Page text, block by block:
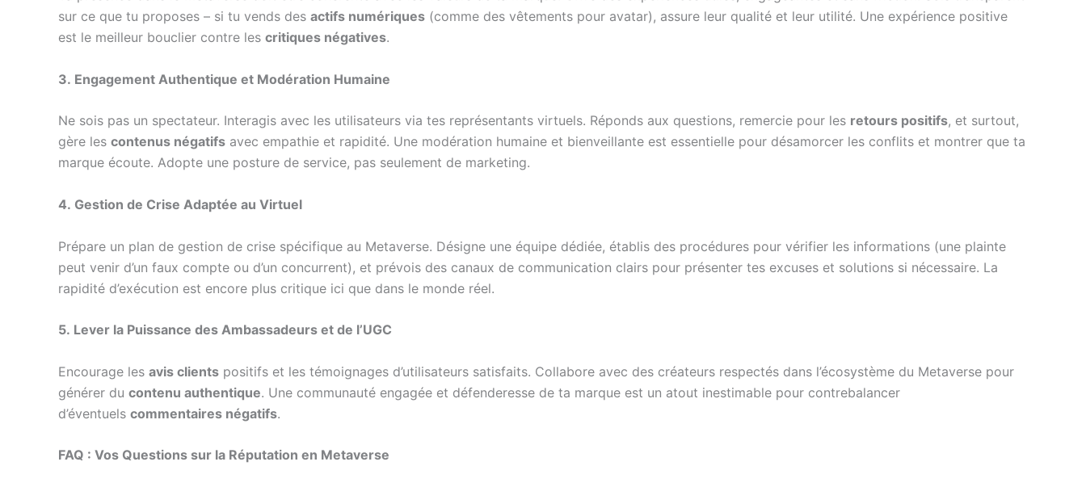
sur ce que tu proposes – si tu vends des actifs numériques (comme des vêtements pour avatar), assure leur qualité et leur utilité. Une expérience positive
est le meilleur bouclier contre les critiques négatives.
3. Engagement Authentique et Modération Humaine
Ne sois pas un spectateur. Interagis avec les utilisateurs via tes représentants virtuels. Réponds aux questions, remercie pour les retours positifs, et surtout,
gère les contenus négatifs avec empathie et rapidité. Une modération humaine et bienveillante est essentielle pour désamorcer les conflits et montrer que ta
marque écoute. Adopte une posture de service, pas seulement de marketing.
4. Gestion de Crise Adaptée au Virtuel
Prépare un plan de gestion de crise spécifique au Metaverse. Désigne une équipe dédiée, établis des procédures pour vérifier les informations (une plainte
peut venir d’un faux compte ou d’un concurrent), et prévois des canaux de communication clairs pour présenter tes excuses et solutions si nécessaire. La
rapidité d’exécution est encore plus critique ici que dans le monde réel.
5. Lever la Puissance des Ambassadeurs et de l’UGC
Encourage les avis clients positifs et les témoignages d’utilisateurs satisfaits. Collabore avec des créateurs respectés dans l’écosystème du Metaverse pour
générer du contenu authentique. Une communauté engagée et défenderesse de ta marque est un atout inestimable pour contrebalancer
d’éventuels commentaires négatifs.
FAQ : Vos Questions sur la Réputation en Metaverse